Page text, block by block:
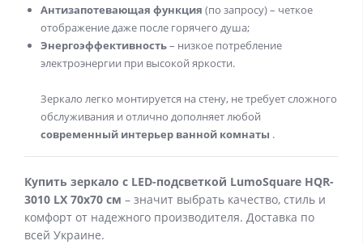
Антизапотевающая функция (по запросу) – четкое
отображение даже после горячего душа;
Энергоэффективность– низкое потребление
электроэнергии при высокой яркости.
Зеркало легко монтируется на стену, не требует сложного
обслуживания и отлично дополняет любой
современный интерьер ванной комнаты .
Купить зеркало с LED-подсветкой LumoSquare HQR-
3010 LX 70x70 см – значит выбрать качество, стиль и
комфорт от надежного производителя. Доставка по
всей Украине.